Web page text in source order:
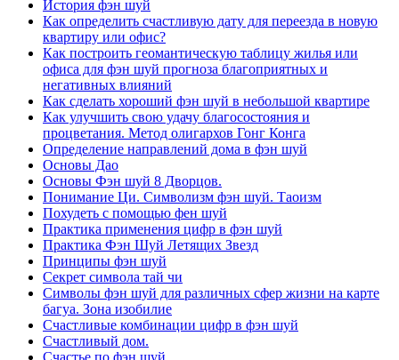
История фэн шуй
Как определить счастливую дату для переезда в новую
квартиру или офис?
Как построить геомантическую таблицу жилья или
офиса для фэн шуй прогноза благоприятных и
негативных влияний
Как сделать хороший фэн шуй в небольшой квартире
Как улучшить свою удачу благосостояния и
процветания. Метод олигархов Гонг Конга
Определение направлений дома в фэн шуй
Основы Дао
Основы Фэн шуй 8 Дворцов.
Понимание Ци. Символизм фэн шуй. Таоизм
Похудеть с помощью фен шуй
Практика применения цифр в фэн шуй
Практика Фэн Шуй Летящих Звезд
Принципы фэн шуй
Секрет символа тай чи
Символы фэн шуй для различных сфер жизни на карте
багуа. Зона изобилие
Счастливые комбинации цифр в фэн шуй
Счастливый дом.
Счастье по фэн шуй